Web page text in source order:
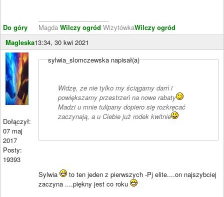
Do góry
Magda Wilczy ogród WizytówkaWilczy ogród
Magleska13:34, 30 kwi 2021
Dołączył:
07 maj
2017
Posty:
19393
sylwia_slomczewska napisał(a)
Widzę, ze nie tylko my ściągamy darń i
powiększamy przestrzeń na nowe rabaty
Madzi u mnie tulipany dopiero się rozkręcać
zaczynają, a u Ciebie już rodek kwitnie
Sylwia
to ten jeden z pierwszych -Pj elite....on najszybciej
zaczyna ....piękny jest co roku